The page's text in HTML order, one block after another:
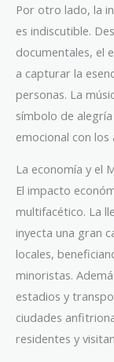
Por otro lado, la
es indiscutible.
documentales, el
a capturar la
personas. La
símbolo de
emocional con
La economía y el
El impacto
multifacético. La
inyecta una gran
locales,
minoristas.
estadios y
ciudades
residentes y